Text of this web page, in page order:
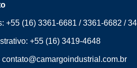
+55 (16) 3361-6681 /3361-6682 /
+55 (16) 3419-4648
contato@camargoindustrial.com.br